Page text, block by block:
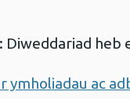
Diweddariad heb
ymholiadau ac